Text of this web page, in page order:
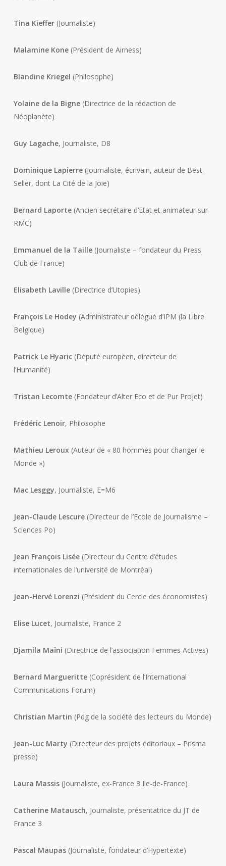
Tina Kieffer(Journaliste)
Malamine Kone(Président de Airness)
Blandine Kriegel (Philosophe)
Yolaine de la Bigne (Directrice de la rédaction de
Néoplanète)
Guy Lagache, Journaliste, D8
Dominique Lapierre(Journaliste, écrivain, auteur de Best-
Seller, dont La Cité de la Joie)
Bernard Laporte(Ancien secrétaire d’Etat et animateur sur
RMC)
Emmanuel de la Taille(Journaliste – fondateur du Press
Club de France)
Elisabeth Laville (Directrice d’Utopies)
François Le Hodey (Administrateur délégué d’IPM (la Libre
Belgique)
Patrick Le Hyaric(Député européen, directeur de
l’Humanité)
Tristan Lecomte (Fondateur d’Alter Eco et de Pur Projet)
Frédéric Lenoir, Philosophe
Mathieu Leroux (Auteur de « 80 hommes pour changer le
Monde »)
Mac Lesggy, Journaliste, E=M6
Jean-Claude Lescure(Directeur de l’Ecole de Journalisme –
Sciences Po)
Jean François Lisée (Directeur du Centre d’études
internationales de l’université de Montréal)
Jean-Hervé Lorenzi (Président du Cercle des économistes)
Elise Lucet, Journaliste, France 2
Djamila Maïni (Directrice de l’association Femmes Actives)
Bernard Margueritte(Coprésident de l’International
Communications Forum)
Christian Martin (Pdg de la société des lecteurs du Monde)
Jean-Luc Marty (Directeur des projets éditoriaux – Prisma
presse)
Laura Massis (Journaliste, ex-France 3 Ile-de-France)
Catherine Matausch, Journaliste, présentatrice du JT de
France 3
Pascal Maupas(Journaliste, fondateur d’Hypertexte)